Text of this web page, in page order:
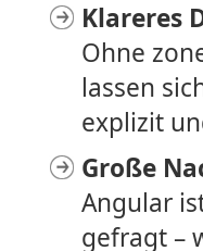
Klareres
Ohne
lassen
explizit
Große
Angular
gefragt –